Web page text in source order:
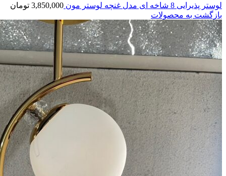
لوستر پذیرایی 8 شاخه ای مدل غنچه لوستر مون 3,850,000 تومان
بازگشت به محصولات